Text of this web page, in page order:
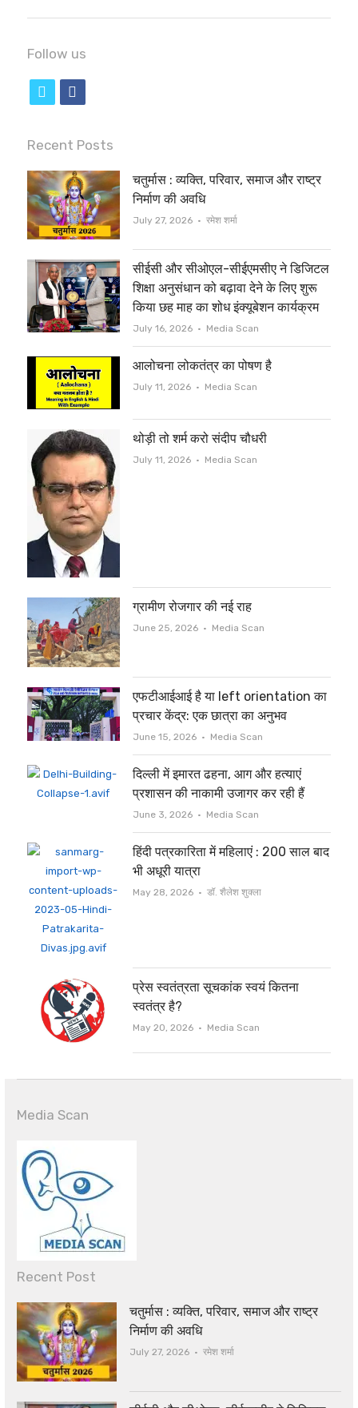
Follow us
i
t
t
e
r
c
e
b
o
o
k
Recent Posts
चतुर्मास : व्यक्ति, परिवार, समाज और राष्ट्र
निर्माण की अवधि
July 27, 2026 Author
रमेश शर्मा
सीईसी और सीओएल-सीईएमसीए ने डिजिटल
शिक्षा अनुसंधान को बढ़ावा देने के लिए शुरू
किया छह माह का शोध इंक्यूबेशन कार्यक्रम
July 16, 2026 Author
Media Scan
आलोचना लोकतंत्र का पोषण है
July 11, 2026 Author
Media Scan
थोड़ी तो शर्म करो संदीप चौधरी
July 11, 2026 Author
Media Scan
ग्रामीण रोजगार की नई राह
June 25, 2026 Author
Media Scan
एफटीआईआई है या left orientation का
प्रचार केंद्र: एक छात्रा का अनुभव
June 15, 2026 Author
Media Scan
दिल्ली में इमारत ढहना, आग और हत्याएं
प्रशासन की नाकामी उजागर कर रही हैं
June 3, 2026 Author
Media Scan
हिंदी पत्रकारिता में महिलाएं : 200 साल बाद
भी अधूरी यात्रा
May 28, 2026 Author
डॉ. शैलेश शुक्ला
प्रेस स्वतंत्रता सूचकांक स्वयं कितना
स्वतंत्र है?
May 20, 2026 Author
Media Scan
Media Scan
Recent Post
चतुर्मास : व्यक्ति, परिवार, समाज और राष्ट्र
निर्माण की अवधि
July 27, 2026 Author
रमेश शर्मा